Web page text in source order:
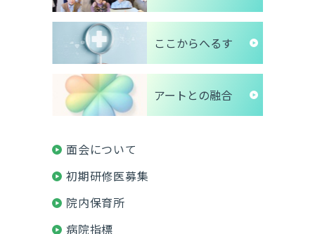
ここからへるす
アートとの融合
面会について
初期研修医募集
院内保育所
病院指標